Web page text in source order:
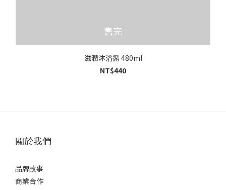
售完
滋潤沐浴露 480ml
NT$440
關於我們
品牌故事
商業合作